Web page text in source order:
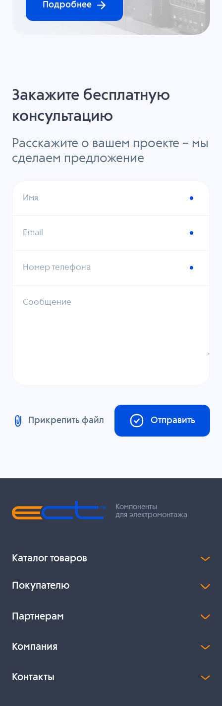
Подробнее
Закажите бесплатную
консультацию
Расскажите о вашем проекте – мы
сделаем предложение
Имя
Email
Номер телефона
Сообщение
Прикрепить файл Отправить
Компоненты
для электромонтажа
Каталог товаров
Покупателю
Партнерам
Компания
Контакты